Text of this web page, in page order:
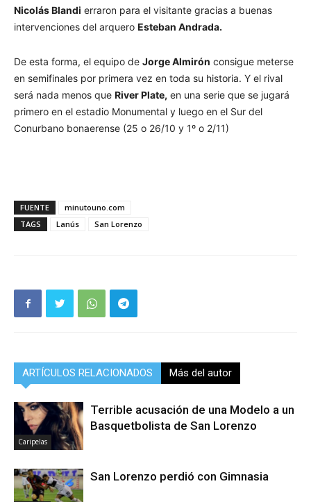
Nicolás Blandi erraron para el visitante gracias a buenas
intervenciones del arquero Esteban Andrada.
De esta forma, el equipo de Jorge Almirón consigue meterse
en semifinales por primera vez en toda su historia. Y el rival
será nada menos que River Plate, en una serie que se jugará
primero en el estadio Monumental y luego en el Sur del
Conurbano bonaerense (25 o 26/10 y 1º o 2/11)
FUENTE
minutouno.com
TAGS
Lanús San Lorenzo
ARTÍCULOS RELACIONADOS Más del autor
Caripelas
Terrible acusación de una Modelo a un
Basquetbolista de San Lorenzo
San Lorenzo perdió con Gimnasia